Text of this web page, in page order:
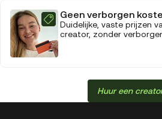
Geen verborgen
Duidelijke, vaste prijzen
creator, zonder
Huur een